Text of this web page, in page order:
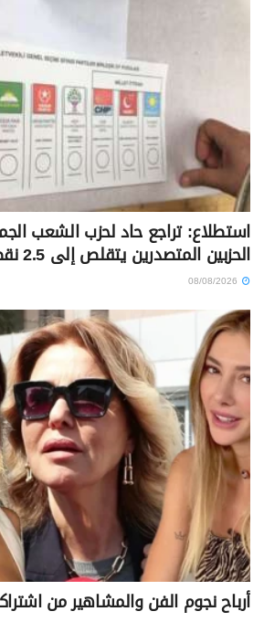
استطلاع: تراجع حاد لحزب الشعب
الحزبين المتصدرين يتقلص إلى 2.5 نقطة
أرباح نجوم الفن والمشاهير من